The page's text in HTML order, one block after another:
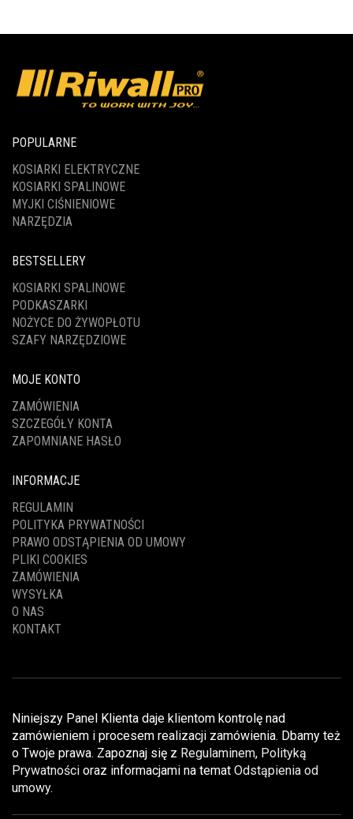
POPULARNE
KOSIARKI ELEKTRYCZNE
KOSIARKI SPALINOWE
MYJKI CIŚNIENIOWE
NARZĘDZIA
BESTSELLERY
KOSIARKI SPALINOWE
PODKASZARKI
NOŻYCE DO ŻYWOPŁOTU
SZAFY NARZĘDZIOWE
MOJE KONTO
ZAMÓWIENIA
SZCZEGÓŁY KONTA
ZAPOMNIANE HASŁO
INFORMACJE
REGULAMIN
POLITYKA PRYWATNOŚCI
PRAWO ODSTĄPIENIA OD UMOWY
PLIKI COOKIES
ZAMÓWIENIA
WYSYŁKA
O NAS
KONTAKT
Niniejszy Panel Klienta daje klientom kontrolę nad
zamówieniem i procesem realizacji zamówienia. Dbamy też
o Twoje prawa. Zapoznaj się z Regulaminem, Polityką
Prywatności oraz informacjami na temat Odstąpienia od
umowy.